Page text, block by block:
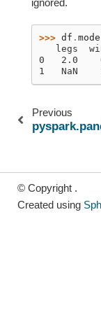
>>> df . mode
legs
0   2.0
1   NaN
Previous
© Copyright .
Created using